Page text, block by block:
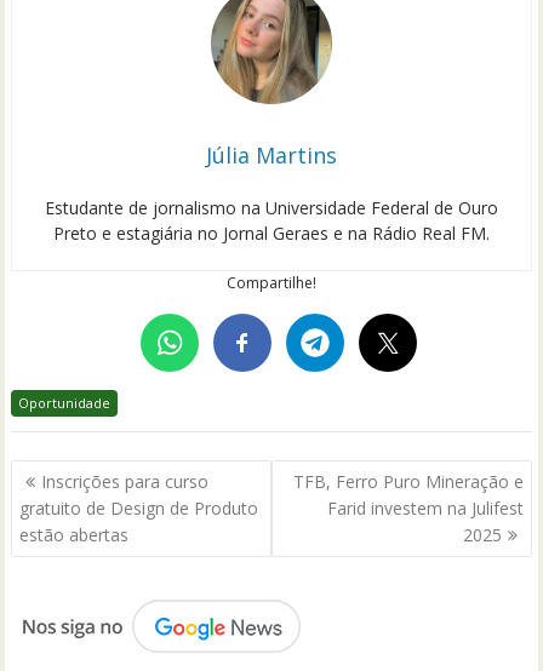
Júlia Martins
Estudante de jornalismo na Universidade Federal de Ouro
Preto e estagiária no Jornal Geraes e na Rádio Real FM.
Compartilhe!
Oportunidade
Navegação
de
Post
Inscrições para curso
gratuito de Design de Produto
estão abertas
TFB, Ferro Puro Mineração e
Farid investem na Julifest
2025